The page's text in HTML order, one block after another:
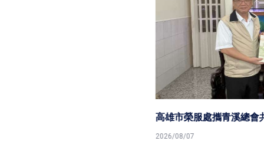
高雄市榮服處攜青溪總會共築安心御老平台